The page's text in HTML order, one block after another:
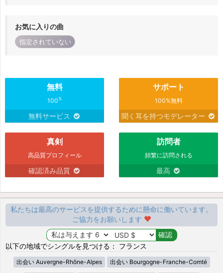
お気に入りの曲
指定されていない
無料
100%
無料サービス
サポート
100%無料
聞く耳を持つモデレーター
真剣
高品質プロフィール
確認済み品質
訪問者
頻繁に訪問される
最高
私たちは最高のサービスを提供するために懸命に働いています。
ご協力をお願いします
以下の地域でシングルを見つける： フランス
出会い Auvergne-Rhône-Alpes 出会い Bourgogne-Franche-Comté